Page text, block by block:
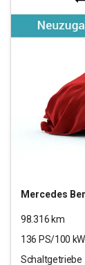
Mercedes
98.316 km
136 PS/100 kW
Schaltgetriebe